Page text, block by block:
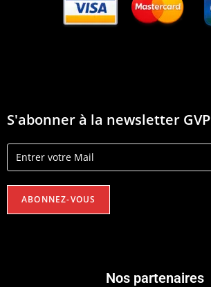
S'abonner à la newsletter GVP
Nos partenaires